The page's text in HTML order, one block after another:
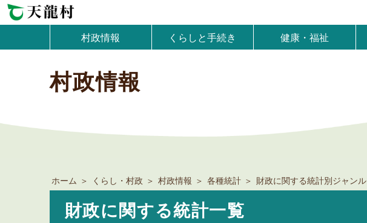
村政情報 くらしと手続き 健康・福祉
村政情報
ホーム くらし・村政 村政情報 各種統計 財政に関する統計別ジャンル
財政に関する統計一覧